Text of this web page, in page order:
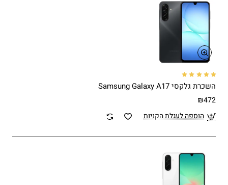
השכרת גלקסי Samsung Galaxy A17
₪472
הוספה לעגלת הקניות